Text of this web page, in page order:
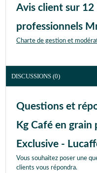
Avis client sur
professionnels
Charte de gestion et
DISCUSSIONS (0)
Questions et
Kg Café en
Exclusive -
Vous souhaitez poser une
clients vous répondra.